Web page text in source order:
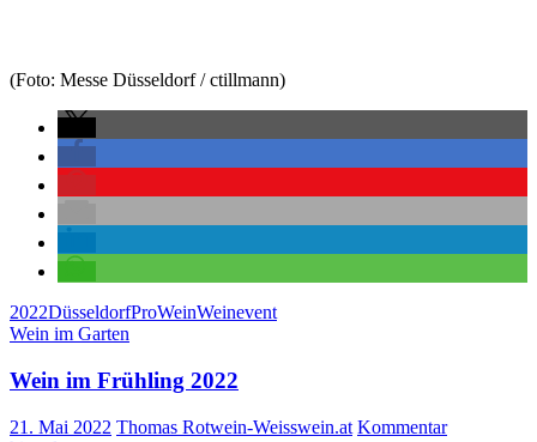
(Foto: Messe Düsseldorf / ctillmann)
2022DüsseldorfProWeinWeinevent
Wein im Garten
Wein im Frühling 2022
21. Mai 2022 Thomas Rotwein-Weisswein.at Kommentar